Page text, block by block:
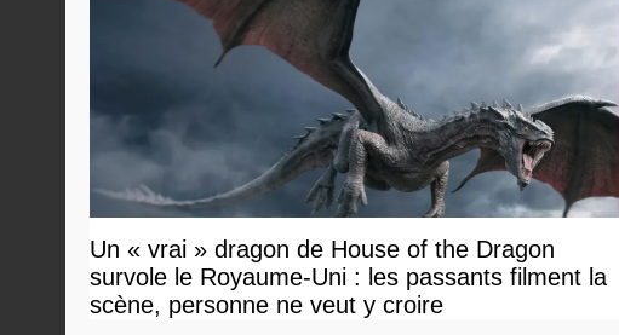
Un « vrai » dragon de House of the Dragon
survole le Royaume-Uni : les passants filment la
scène, personne ne veut y croire